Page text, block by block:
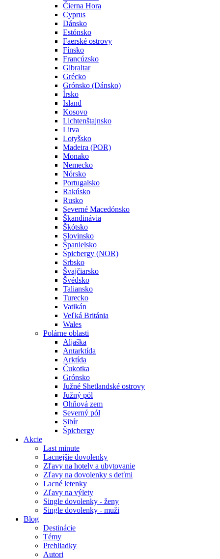
Čierna Hora
Cyprus
Dánsko
Estónsko
Faerské ostrovy
Fínsko
Francúzsko
Gibraltar
Grécko
Grónsko (Dánsko)
Írsko
Island
Kosovo
Lichtenštajnsko
Litva
Lotyšsko
Madeira (POR)
Monako
Nemecko
Nórsko
Portugalsko
Rakúsko
Rusko
Severné Macedónsko
Škandinávia
Škótsko
Slovinsko
Španielsko
Špicbergy (NOR)
Srbsko
Švajčiarsko
Švédsko
Taliansko
Turecko
Vatikán
Veľká Británia
Wales
Polárne oblasti
Aljaška
Antarktída
Arktída
Čukotka
Grónsko
Južné Shetlandské ostrovy
Južný pól
Ohňová zem
Severný pól
Sibír
Špicbergy
Akcie
Last minute
Lacnejšie dovolenky
Zľavy na hotely a ubytovanie
Zľavy na dovolenky s deťmi
Lacné letenky
Zľavy na výlety
Single dovolenky - ženy
Single dovolenky - muži
Blog
Destinácie
Témy
Prehliadky
Autori